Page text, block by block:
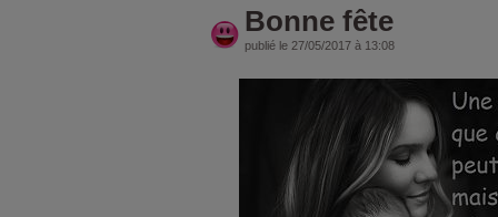
Bonne fête
publié le 27/05/2017 à 13:08